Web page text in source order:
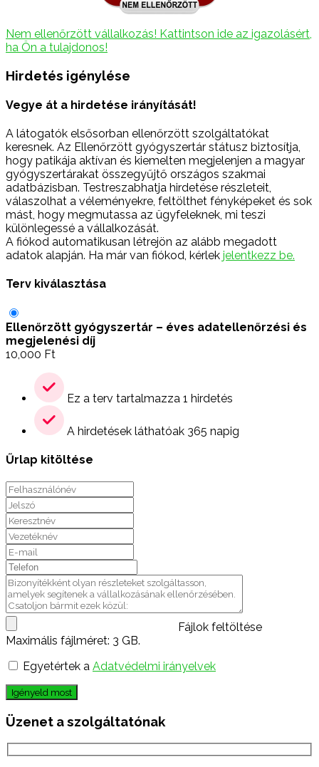
Nem ellenőrzött vállalkozás! Kattintson ide az igazolásért,
ha Ön a tulajdonos!
Hirdetés igénylése
Vegye át a hirdetése irányítását!
A látogatók elsősorban ellenőrzött szolgáltatókat
keresnek. Az Ellenőrzött gyógyszertár státusz biztosítja,
hogy patikája aktívan és kiemelten megjelenjen a magyar
gyógyszertárakat összegyűjtő országos szakmai
adatbázisban. Testreszabhatja hirdetése részleteit,
válaszolhat a véleményekre, feltölthet fényképeket és sok
mást, hogy megmutassa az ügyfeleknek, mi teszi
különlegessé a vállalkozását.
A fiókod automatikusan létrejön az alább megadott
adatok alapján. Ha már van fiókod, kérlek jelentkezz be.
Terv kiválasztása
Ellenőrzött gyógyszertár – éves adatellenőrzési és
megjelenési díj
10,000 Ft
Ez a terv tartalmazza 1 hirdetés
A hirdetések láthatóak 365 napig
Űrlap kitöltése
Fájlok feltöltése
Maximális fájlméret: 3 GB.
Egyetértek a Adatvédelmi irányelvek
Igényeld most
Üzenet a szolgáltatónak